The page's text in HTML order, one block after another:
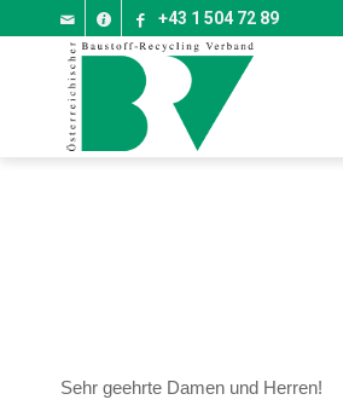
+43 1 504 72 89
Sehr geehrte Damen und Herren!